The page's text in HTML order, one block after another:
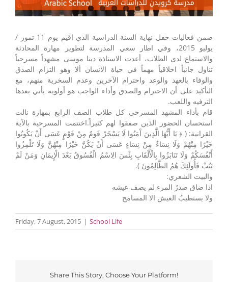
ضمن فعاليات حفل نهاية السنة الدراسية الذي اقيم يوم 11 تموز /
يوليو 2015، وفي اطار سعي المدرسة لتطوير مهارة المحادثة
والاستماع لدى الطلاب، أعدت الاستاذة دينا موسى مشهداً مسرحياً
تناول جانباً اخلاقياً مهماً في حياة الانسان ألا وهو التزام الصدق
والوفاء بالعهد والوعد واحترام الآخرين وعدم السخرية منهم، مع
التأكيد على أن الاحترام والصدق وأداء الواجب هو أولوية يأتي بعدها
الترفيه واللعب.
قام بأداء المشهد المسرحي كل طلاب الصف الرابع بمهارة نالت
استحسان الحضور الذين صفقوا لهم كثيراً. اختتمت المسرحية بالآية
القرانية: ( ﴿ يَا أَيُّهَا الَّذِينَ آَمَنُوا لَا يَسْخَرْ قَومٌ مِنْ قَوْمٍ عَسَى أَنْ يَكُونُوا
خَيْرًا مِنْهُمْ وَلَا نِسَاءٌ مِنْ نِسَاءٍ عَسَى أَنْ يَكُنَّ خَيْرًا مِنْهُنَّ وَلَا تَلْمِزُوا
أَنْفُسَكُمْ وَلَا تَنَابَزُوا بِالْأَلْقَابِ بِئْسَ الِاسْمُ الْفُسُوقُ بَعْدَ الْإِيمَانِ وَمَنْ لَمْ
يَتُبْ فَأُولَئِكَ هُمُ الظَّالِمُونَ ).
والبيت الشعري:
اذا ضاق صدرُ المرء لم يصف عيشه
ولا يستطيبُ العيش الا المسامح
Friday, 7 August, 2015 | School Life
Share This Story, Choose Your Platform!